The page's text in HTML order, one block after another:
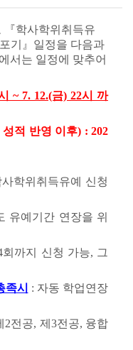
『학사학위취득유
기』일정을 다음과
서는 일정에 맞추어
~ 7. 12.(금) 22시 까
적 반영 이후) : 202
사학위취득유예 신청
예기간 연장을 위
까지 신청 가능, 그
시
: 자동 학업연장
전공, 제3전공, 융합